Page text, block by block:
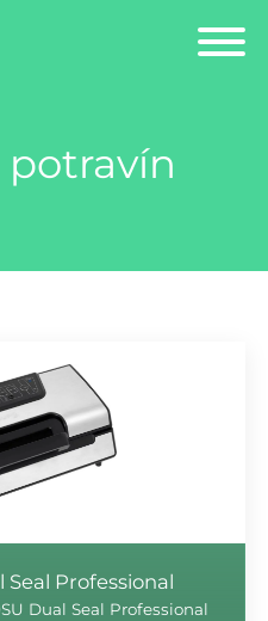
potravín
Seal Professional
Dual Seal Professional